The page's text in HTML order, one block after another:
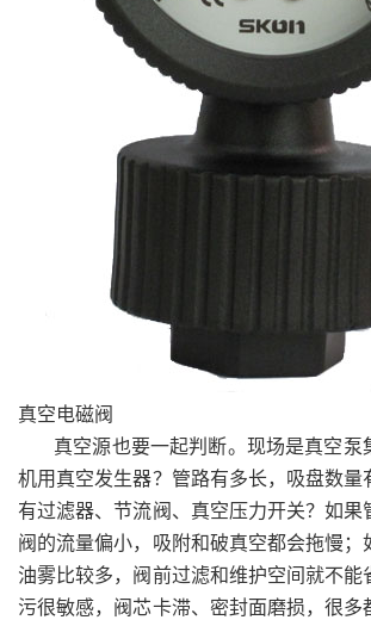
真空电磁阀
真空源也要一起判断。现场是真空泵
机用真空发生器？管路有多长，吸盘数量
有过滤器、节流阀、真空压力开关？如果
阀的流量偏小，吸附和破真空都会拖慢；
油雾比较多，阀前过滤和维护空间就不能
污很敏感，阀芯卡滞、密封面磨损，很多